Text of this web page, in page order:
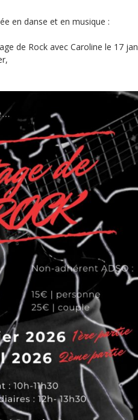
en danse et en musique :
de Rock avec Caroline le 17